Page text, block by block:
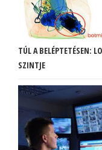
TÚL A BELÉPTETÉSEN:
SZINTJE